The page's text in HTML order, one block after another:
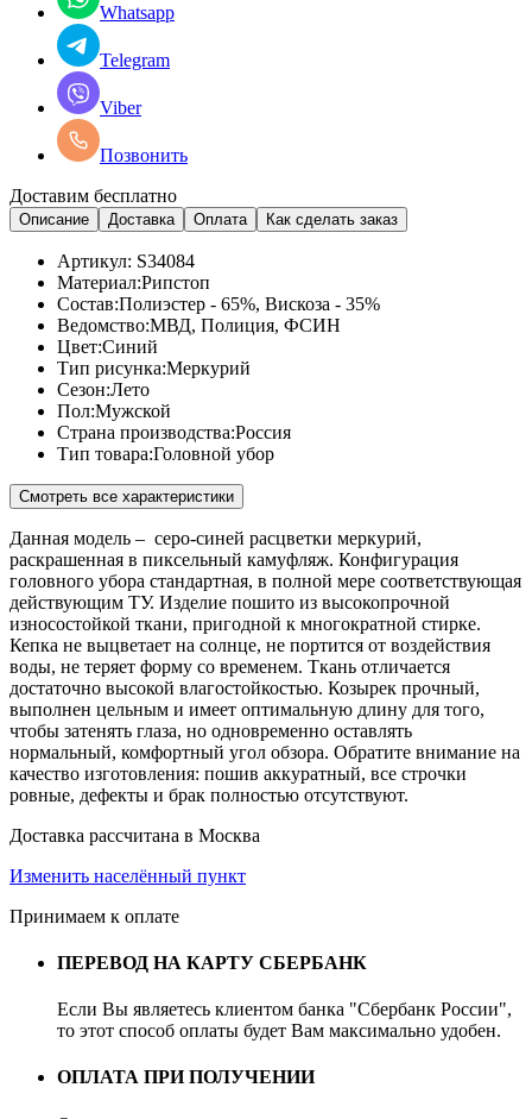
Whatsapp
Telegram
Viber
Позвонить
Доставим бесплатно
Описание Доставка Оплата Как сделать заказ
Артикул: S34084
Материал:Рипстоп
Состав:Полиэстер - 65%, Вискоза - 35%
Ведомство:МВД, Полиция, ФСИН
Цвет:Синий
Тип рисунка:Меркурий
Сезон:Лето
Пол:Мужской
Страна производства:Россия
Тип товара:Головной убор
Смотреть все характеристики
Данная модель – серо-синей расцветки меркурий,
раскрашенная в пиксельный камуфляж. Конфигурация
головного убора стандартная, в полной мере соответствующая
действующим ТУ. Изделие пошито из высокопрочной
износостойкой ткани, пригодной к многократной стирке.
Кепка не выцветает на солнце, не портится от воздействия
воды, не теряет форму со временем. Ткань отличается
достаточно высокой влагостойкостью. Козырек прочный,
выполнен цельным и имеет оптимальную длину для того,
чтобы затенять глаза, но одновременно оставлять
нормальный, комфортный угол обзора. Обратите внимание на
качество изготовления: пошив аккуратный, все строчки
ровные, дефекты и брак полностью отсутствуют.
Доставка рассчитана в Москва
Изменить населённый пункт
Принимаем к оплате
ПЕРЕВОД НА КАРТУ СБЕРБАНК
Если Вы являетесь клиентом банка "Сбербанк России",
то этот способ оплаты будет Вам максимально удобен.
ОПЛАТА ПРИ ПОЛУЧЕНИИ